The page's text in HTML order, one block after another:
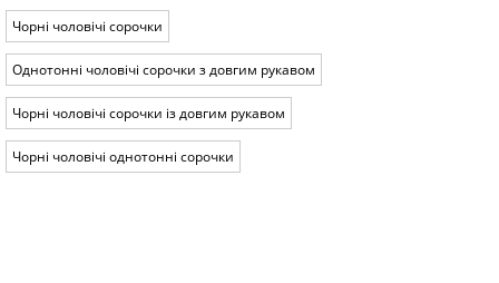
Чорні чоловічі сорочки
Однотонні чоловічі сорочки з довгим рукавом
Чорні чоловічі сорочки із довгим рукавом
Чорні чоловічі однотонні сорочки